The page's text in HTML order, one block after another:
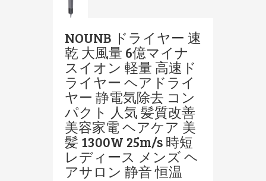
NOUNB ドライヤー 速
乾 大風量 6億マイナ
スイオン 軽量 高速ド
ライヤー ヘアドライ
ヤー 静電気除去 コン
パクト 人気 髪質改善
美容家電 ヘアケア 美
髪 1300W 25m/s 時短
レディース メンズ ヘ
アサロン 静音 恒温